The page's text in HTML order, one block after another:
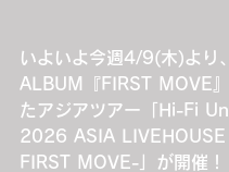
いよいよ今週4/9(木)よ
ALBUM『FIRST MOVE
たアジアツアー「Hi-Fi
2026 ASIA
FIRST MOVE-」が開催！